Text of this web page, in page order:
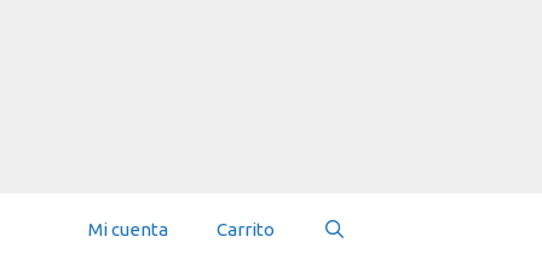
Mi cuenta Carrito